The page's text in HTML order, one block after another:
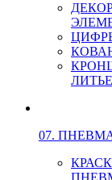
ЦИФРЫ
07.